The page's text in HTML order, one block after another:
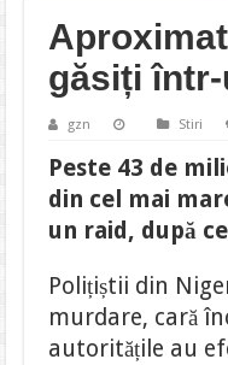
găsiți
gzn Stiri
Peste 43 de
din cel mai
un raid, după
Polițiștii din
murdare, cară
autoritățile au